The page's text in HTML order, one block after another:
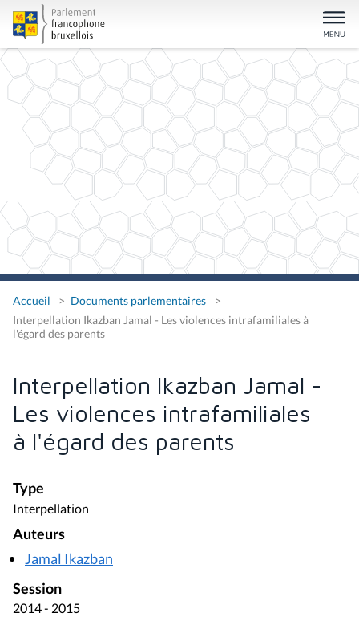
Accueil
Documents parlementaires
Interpellation Ikazban Jamal - Les violences intrafamiliales à
l'égard des parents
Interpellation Ikazban Jamal -
Les violences intrafamiliales
à l'égard des parents
Type
Interpellation
Auteurs
Jamal Ikazban
Session
2014 - 2015